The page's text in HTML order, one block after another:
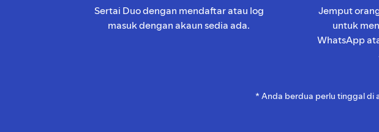
Sertai Duo dengan mendaftar atau log
masuk dengan akaun sedia ada.
Jemput
untuk
WhatsApp
* Anda berdua perlu tinggal di